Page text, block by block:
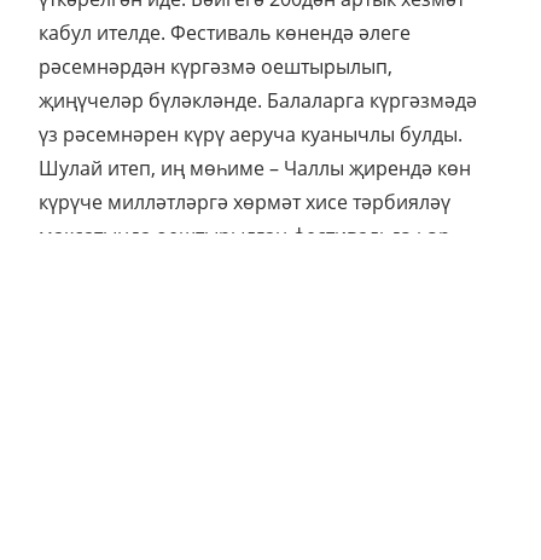
кабул ителде. Фестиваль көнендә әлеге
рәсемнәрдән күргәзмә оештырылып,
җиңүчеләр бүләкләнде. Балаларга күргәзмәдә
үз рәсемнәрен күрү аеруча куанычлы булды.
Шулай итеп, иң мөһиме – Чаллы җирендә көн
күрүче милләтләргә хөрмәт хисе тәрбияләү
максатында оештырылган фестивальдә һәр